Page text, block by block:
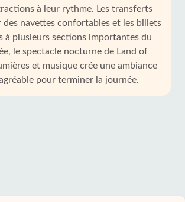
à leur rythme. Les transferts
des navettes confortables et les billets
à plusieurs sections importantes du
le spectacle nocturne de Land of
et musique crée une ambiance
pour terminer la journée.